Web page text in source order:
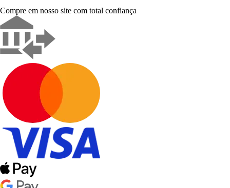
Compre em nosso site com total confiança